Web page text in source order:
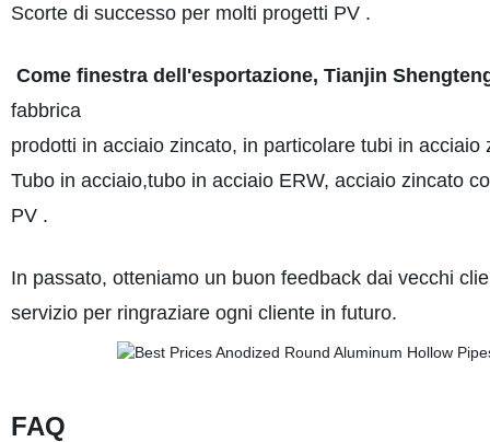
Scorte di successo per molti progetti PV .
Come finestra dell'esportazione, Tianjin
fabbrica
prodotti in acciaio zincato, in particolare tubi in
Tubo in acciaio,tubo in acciaio ERW, acciaio zincato
PV .
In passato, otteniamo un buon feedback dai vecchi
servizio per ringraziare ogni cliente in futuro.
FAQ